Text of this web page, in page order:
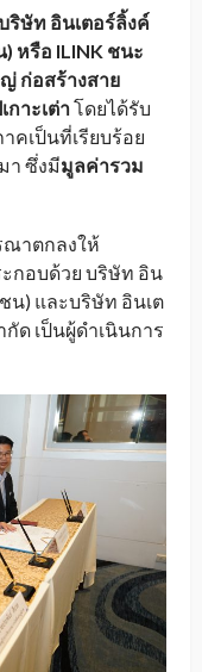
ริษัท อินเตอร์ลิ้งค์
หรือ ILINK ชนะ
ก่อสร้างสาย
กาะเต่าโดยได้รับ
คเป็นที่เรียบร้อย
า ซึ่งมีมูลค่ารวม
ณาตกลงให้
กอบด้วย บริษัท อิน
น) และบริษัท อินเต
กัด เป็นผู้ดำเนินการ